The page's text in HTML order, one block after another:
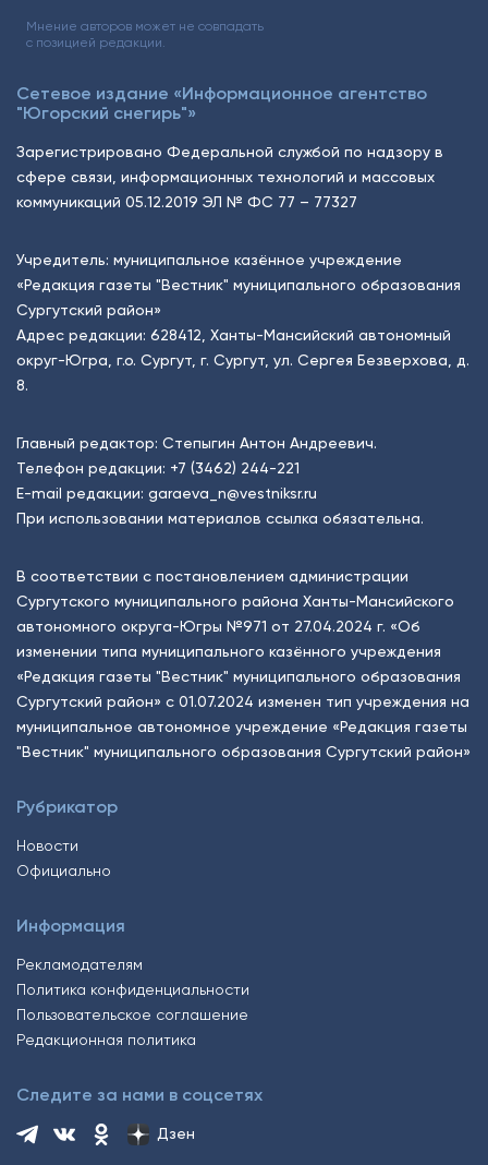
Мнение авторов может не совпадать
с позицией редакции.
Сетевое издание «Информационное агентство
"Югорский снегирь"»
Зарегистрировано Федеральной службой по надзору в
сфере связи, информационных технологий и массовых
коммуникаций 05.12.2019 ЭЛ № ФС 77 – 77327
Учредитель: муниципальное казённое учреждение
«Редакция газеты "Вестник" муниципального образования
Сургутский район»
Адрес редакции: 628412, Ханты-Мансийский автономный
округ-Югра, г.о. Сургут, г. Сургут, ул. Сергея Безверхова, д.
8.
Главный редактор: Степыгин Антон Андреевич.
Телефон редакции: +7 (3462) 244-221
E-mail редакции: garaeva_n@vestniksr.ru
При использовании материалов ссылка обязательна.
В соответствии с постановлением администрации
Сургутского муниципального района Ханты-Мансийского
автономного округа-Югры №971 от 27.04.2024 г. «Об
изменении типа муниципального казённого учреждения
«Редакция газеты "Вестник" муниципального образования
Сургутский район» с 01.07.2024 изменен тип учреждения на
муниципальное автономное учреждение «Редакция газеты
"Вестник" муниципального образования Сургутский район»
Рубрикатор
Новости
Официально
Информация
Рекламодателям
Политика конфиденциальности
Пользовательское соглашение
Редакционная политика
Следите за нами в соцсетях
Дзен